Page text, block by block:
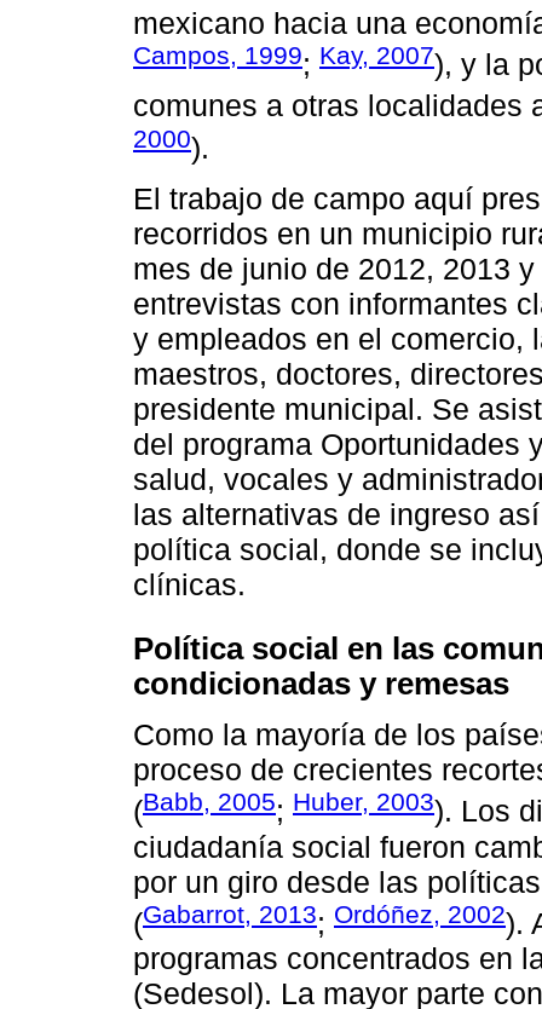
mexicano hacia una
Campos, 1999; Kay, 2007), y la
comunes a otras localidades
2000).
El trabajo de campo aquí
recorridos en un municipio
mes de junio de 2012, 2013
entrevistas con informantes
y empleados en el comercio,
maestros, doctores,
presidente municipal. Se
del programa Oportunidades
salud, vocales y
las alternativas de ingreso
política social, donde se
clínicas.
Política social en las
condicionadas y remesas
Como la mayoría de los
proceso de crecientes
(Babb, 2005; Huber, 2003). Los
ciudadanía social fueron
por un giro desde las
(Gabarrot, 2013; Ordóñez, 2002).
programas concentrados en
(Sedesol). La mayor parte